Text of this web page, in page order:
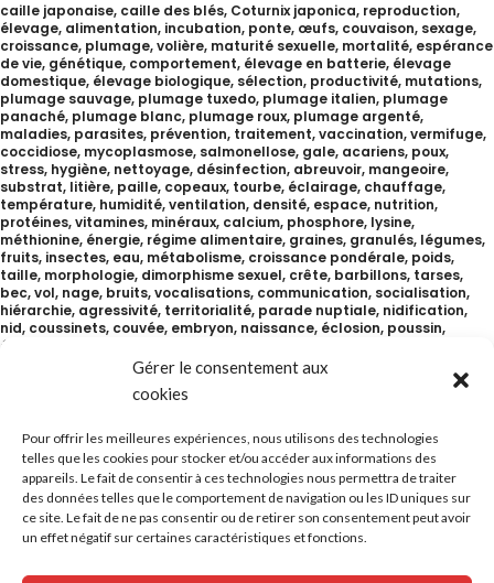
Gérer le consentement aux
cookies
Pour offrir les meilleures expériences, nous utilisons des technologies
telles que les cookies pour stocker et/ou accéder aux informations des
appareils. Le fait de consentir à ces technologies nous permettra de traiter
des données telles que le comportement de navigation ou les ID uniques sur
ce site. Le fait de ne pas consentir ou de retirer son consentement peut avoir
un effet négatif sur certaines caractéristiques et fonctions.
caille japonaise, caille des blés, Coturnix japonica, reproduction,
élevage, alimentation, incubation, ponte, œufs, couvaison, sexage,
croissance, plumage, volière, maturité sexuelle, mortalité, espérance
de vie, génétique, comportement, élevage en batterie, élevage
domestique, élevage biologique, sélection, productivité, mutations,
plumage sauvage, plumage tuxedo, plumage italien, plumage
panaché, plumage blanc, plumage roux, plumage argenté,
maladies, parasites, prévention, traitement, vaccination, vermifuge,
coccidiose, mycoplasmose, salmonellose, gale, acariens, poux,
stress, hygiène, nettoyage, désinfection, abreuvoir, mangeoire,
substrat, litière, paille, copeaux, tourbe, éclairage, chauffage,
température, humidité, ventilation, densité, espace, nutrition,
protéines, vitamines, minéraux, calcium, phosphore, lysine,
méthionine, énergie, régime alimentaire, graines, granulés, légumes,
fruits, insectes, eau, métabolisme, croissance pondérale, poids,
taille, morphologie, dimorphisme sexuel, crête, barbillons, tarses,
bec, vol, nage, bruits, vocalisations, communication, socialisation,
hiérarchie, agressivité, territorialité, parade nuptiale, nidification,
nid, coussinets, couvée, embryon, naissance, éclosion, poussin,
éleveur, géniteur, exportation, importation, législation, permis,
quotas, marché, commercialisation, filière, rentabilité, impact
domestication, origine, Asie, Japon, Chine, Europe, Amérique,
recherche, publications, associations, clubs, forums, expositions,
concours, prix, trophées, standard, qualité, certification, labels,
traçabilité, abattage, transformation, produits dérivés, viande, foie,
gésiers, plumes, artisanat, cosmétique, pharmacologie, art, culture,
littérature, cuisine, recettes, gastronomie, dégustation, vin, nutrition
humaine, allergies, cuisine traditionnelle, cuisine moderne, cuisine
fusion